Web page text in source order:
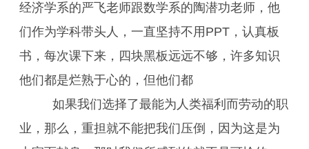
经济学系的严飞老师跟数学系的陶潜功老师，他
们作为学科带头人，一直坚持不用PPT，认真板
书，每次课下来，四块黑板远远不够，许多知识
他们都是烂熟于心的，但他们都
如果我们选择了最能为人类福利而劳动的职
业，那么，重担就不能把我们压倒，因为这是为